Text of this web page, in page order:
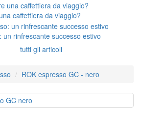
caffettiera da viaggio?
un rinfrescante successo estivo
tutti gli articoli
ROK espresso GC - nero